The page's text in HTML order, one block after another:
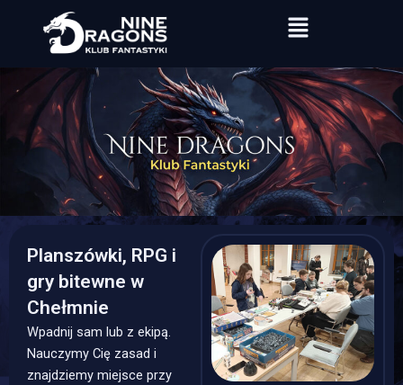
Menu
Planszówki, RPG i
gry bitewne w
Chełmnie
Wpadnij sam lub z ekipą.
Nauczymy Cię zasad i
znajdziemy miejsce przy